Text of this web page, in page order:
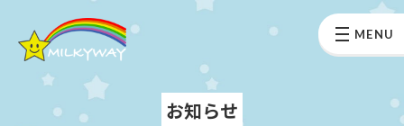
MENU
お知らせ